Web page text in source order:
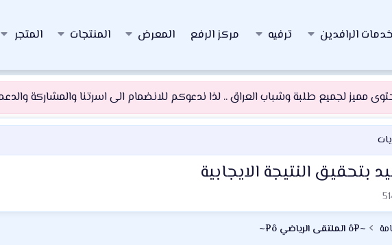
خدمات الرافدين ترفيه مركز الرفع المعرض المنتجات المتجر
مميز لجميع طلبة وشباب العراق .. لذا ندعوكم للانضمام الى اسرتنا والمشاركة
النتيجة الايجابية
~¤ô الملتقى الرياضي ô¤~